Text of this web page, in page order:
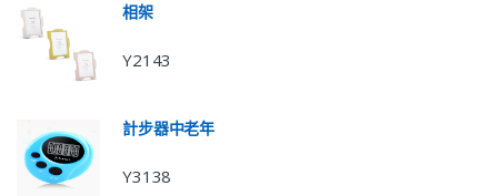
相架
Y2143
計步器中老年
Y3138